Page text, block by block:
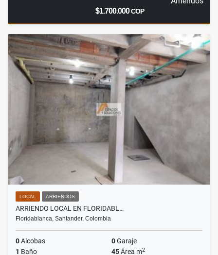
$1.700.000COP
LOCAL ARRIENDOS
ARRIENDO LOCAL EN FLORIDABL…
Floridablanca, Santander, Colombia
0Alcobas 0Garaje
1 Baño 45Área m2